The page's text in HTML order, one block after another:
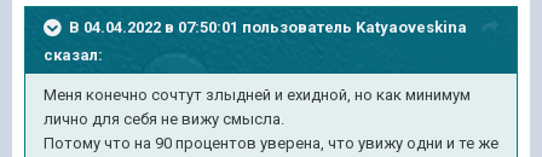
В 04.04.2022 в 07:50:01 пользователь Katyaoveskina
сказал:
Меня конечно сочтут злыдней и ехидной, но как минимум
лично для себя не вижу смысла.
Потому что на 90 процентов уверена, что увижу одни и те же